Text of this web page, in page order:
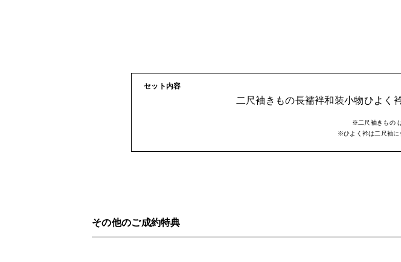
セット内容
二尺袖きもの長襦袢和装小物ひよく
※二尺袖きもの
※ひよく衿は二尺袖に
その他のご成約特典